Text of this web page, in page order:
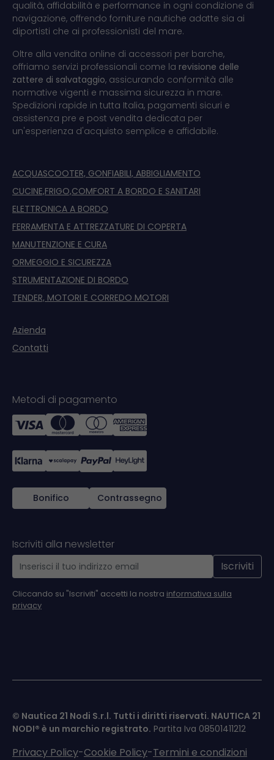
qualità, affidabilità e performance in ogni condizione di
navigazione, offrendo forniture nautiche adatte sia ai
diportisti che ai professionisti del mare.
Oltre alla vendita online di accessori per barche,
offriamo servizi professionali come la revisione delle
zattere di salvataggio, assicurando conformità alle
normative vigenti e massima sicurezza in mare.
Spedizioni rapide in tutta Italia, pagamenti sicuri e
assistenza pre e post vendita dedicata per
un'esperienza d'acquisto semplice e affidabile.
ACQUASCOOTER, GONFIABILI, ABBIGLIAMENTO
CUCINE,FRIGO,COMFORT A BORDO E SANITARI
ELETTRONICA A BORDO
FERRAMENTA E ATTREZZATURE DI COPERTA
MANUTENZIONE E CURA
ORMEGGIO E SICUREZZA
STRUMENTAZIONE DI BORDO
TENDER, MOTORI E CORREDO MOTORI
Azienda
Contatti
Metodi di pagamento
Bonifico Contrassegno
Iscriviti alla newsletter
Iscriviti
Cliccando su "Iscriviti" accetti la nostra informativa sulla
privacy
© Nautica 21 Nodi S.r.l. Tutti i diritti riservati. NAUTICA 21
NODI® è un marchio registrato. Partita Iva 08501411212
Privacy Policy-Cookie Policy-Termini e condizioni